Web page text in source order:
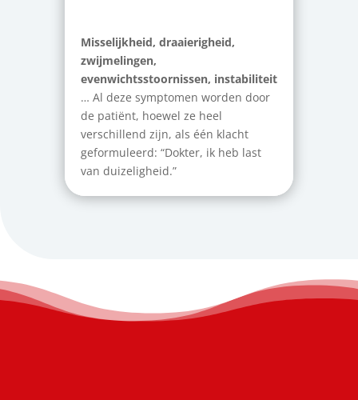
Misselijkheid, draaierigheid,
zwijmelingen,
evenwichtsstoornissen, instabiliteit
… Al deze symptomen worden door
de patiënt, hoewel ze heel
verschillend zijn, als één klacht
geformuleerd: “Dokter, ik heb last
van duizeligheid.”